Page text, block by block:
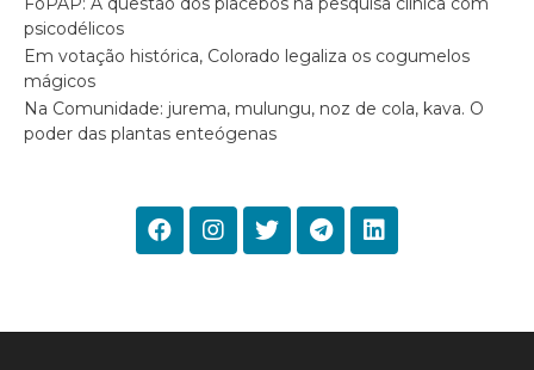
psicodélicos
Em votação histórica, Colorado legaliza os cogumelos
mágicos
Na Comunidade: jurema, mulungu, noz de cola, kava. O
poder das plantas enteógenas